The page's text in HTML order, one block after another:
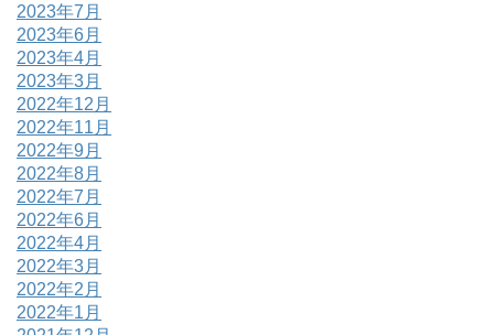
2023年7月
2023年6月
2023年4月
2023年3月
2022年12月
2022年11月
2022年9月
2022年8月
2022年7月
2022年6月
2022年4月
2022年3月
2022年2月
2022年1月